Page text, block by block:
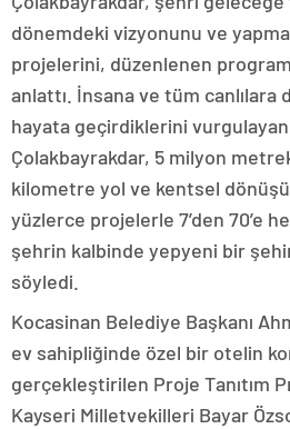
dönemdeki vizyonunu ve
projelerini, düzenlenen program
anlattı. İnsana ve tüm
hayata geçirdiklerini
Çolakbayrakdar, 5 milyon
kilometre yol ve kentsel
yüzlerce projelerle 7’den 70’e
şehrin kalbinde yepyeni bir
söyledi.
Kocasinan Belediye Başkanı
ev sahipliğinde özel bir otelin
gerçekleştirilen Proje Tanıtım
Kayseri Milletvekilleri Bayar